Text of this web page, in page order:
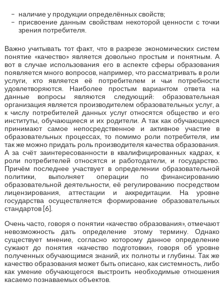
наличие у продукции определённых свойств;
присвоение данным свойствам некоторой ценности с точки
зрения потребителя.
Важно учитывать тот факт, что в разрезе экономических систем
понятие «качество» является довольно простым и понятным. А
вот в случае использования его в аспекте сферы образования
появляется много вопросов, например, что рассматривать в роли
услуги, кто является её потребителем и чьи потребности
удовлетворяются. Наиболее простым вариантом ответа на
данные вопросы являются следующий: образовательная
организация является производителем образовательных услуг, а
к числу потребителей данных услуг относятся общество и его
институты, обучающиеся и их родители. А так как обучающиеся
принимают самое непосредственное и активное участие в
образовательных процессах, то помимо роли потребителя, им
так же можно придать роль производителя качества образования.
А за счёт заинтересованности в квалифицированных кадрах, к
роли потребителей относятся и работодатели, и государство.
Причём последнее участвует в определении образовательной
политики, выполняет операции по финансированию
образовательной деятельности, её регулированию посредством
лицензирования, аттестации и аккредитации. На уровне
государства осуществляется формирование образовательных
стандартов [6].
Очень часто, говоря о понятии «качество образования», отмечают
невозможность дать определение этому термину. Однако
существует мнение, согласно которому данное определение
сужают до понятия «качество подготовки», говоря об уровне
полученных обучающимся знаний, их полноты и глубины. Так же
качество образования может быть описано, как системность, либо
как умение обучающегося выстроить необходимые отношения
касаемо познаваемых объектов.